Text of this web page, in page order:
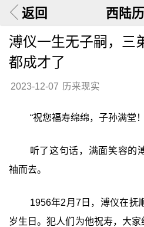
返回 西陆
溥仪一生无子嗣，三
都成才了
2023-12-07 历来现实
“祝您福寿绵绵，子孙满堂
听了这句话，满面笑容的
袖而去。
1956年2月7日，溥仪在抚
岁生日。犯人们为他祝寿，大